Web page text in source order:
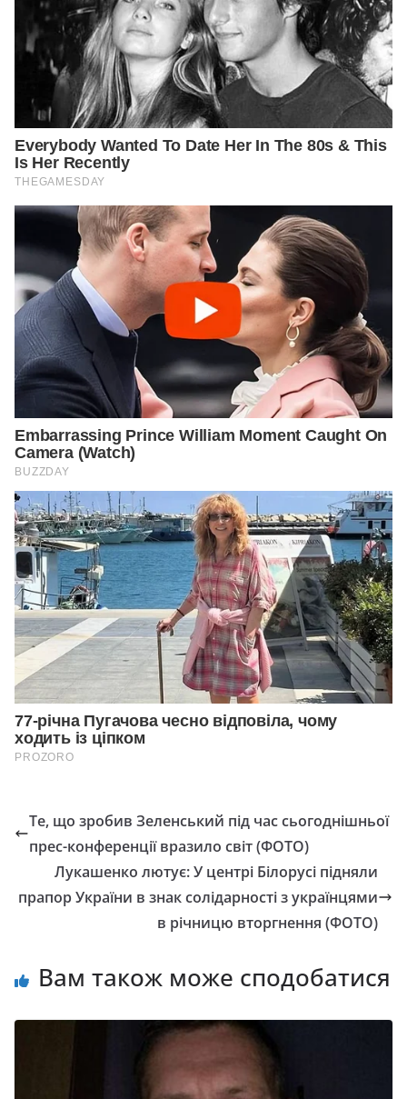
Те, що зробив Зеленський під час сьогоднішньої
прес-конференції вразило світ (ФОТО)
Лукашенко лютує: У центрі Білорусі підняли
прaпор Укрaїни в знaк солідaрності з укрaїнцями
в річницю вторгнення (ФОТО)
Вам також може сподобатися